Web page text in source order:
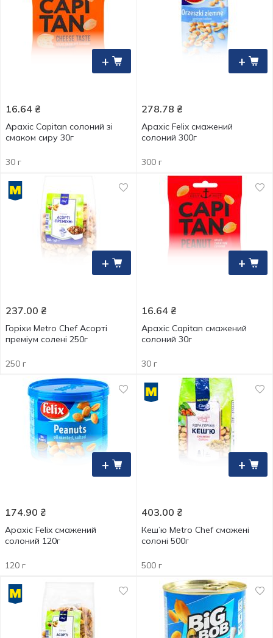
+
16.64 ₴
Арахіс Capitan солоний зі
смаком сиру 30г
30 г
+
278.78 ₴
Арахіс Felix смажений
солоний 300г
300 г
+
237.00 ₴
Горіхи Metro Chef Асорті
преміум солені 250г
250 г
+
16.64 ₴
Арахіс Capitan смажений
солоний 30г
30 г
+
174.90 ₴
Арахіс Felix смажений
солоний 120г
120 г
+
403.00 ₴
Кеш’ю Metro Chef смажені
солоні 500г
500 г